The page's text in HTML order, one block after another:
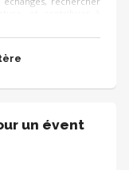
l’événement. On
organisé·e, à l’aise
enthousiasme et
un évent